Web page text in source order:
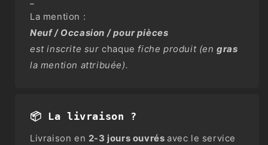
La mention :
Neuf / Occasion / pour pièces
est inscrite surchaque fiche produit (engras
la mention attribuée).
📦 La livraison ?
Livraison en 2-3 jours ouvrésavec le service